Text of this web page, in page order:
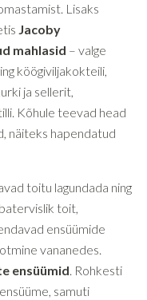
Lisaks
Jacoby
mahlasid – valge
köögiviljakokteili,
ja sellerit,
Kõhule teevad head
näiteks hapendatud
toitu lagundada ning
toit,
ensüümide
vananedes.
ensüümid. Rohkesti
samuti